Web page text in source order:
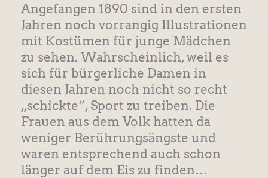
Angefangen 1890 sind in den ersten
Jahren noch vorrangig Illustrationen
mit Kostümen für junge Mädchen
zu sehen. Wahrscheinlich, weil es
sich für bürgerliche Damen in
diesen Jahren noch nicht so recht
„schickte“, Sport zu treiben. Die
Frauen aus dem Volk hatten da
weniger Berührungsängste und
waren entsprechend auch schon
länger auf dem Eis zu finden…